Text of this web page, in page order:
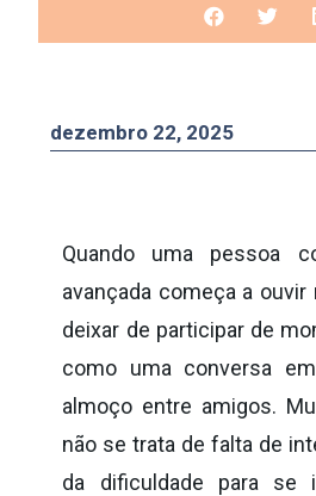
dezembro 22, 2025
Quando uma pessoa
avançada começa a ouvir
deixar de participar de
como uma conversa
almoço entre amigos.
não se trata de falta de
da dificuldade para se